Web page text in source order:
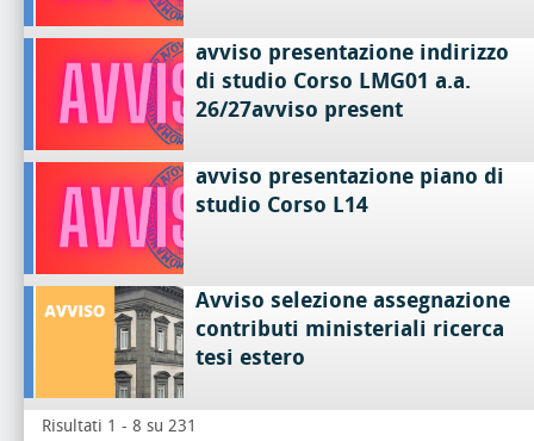
avviso presentazione indirizzo
di studio Corso LMG01 a.a.
26/27avviso present
avviso presentazione piano di
studio Corso L14
Avviso selezione assegnazione
contributi ministeriali ricerca
tesi estero
Risultati 1 - 8 su 231